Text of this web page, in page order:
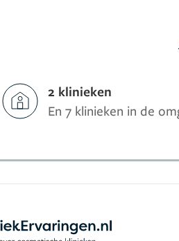
2 klinieken
En 7 klinieken in de